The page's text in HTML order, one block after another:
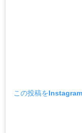
この投稿を